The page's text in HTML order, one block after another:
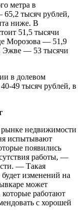
метра в
тысяч рублей,
ниже. В
51,5 тысячи
Морозова — 51,9
Эжве — 53 тысячи
в долевом
49 тысяч рублей, в
рынке недвижимости
испытывают
появились
работы, —
— Такая
изменений на
может
которые работают
с хорошей